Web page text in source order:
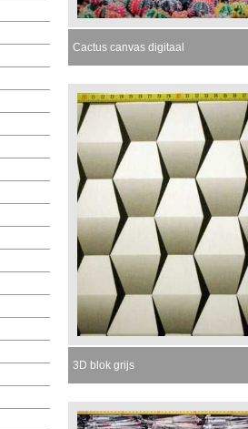
Cactus canvas digitaal
3D blok grijs